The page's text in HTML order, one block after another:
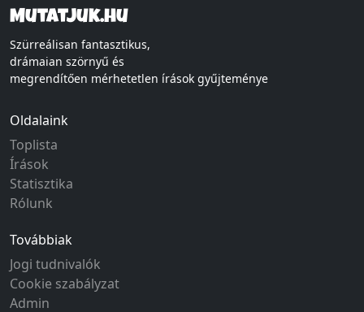
Mutatjuk.hu
Szürreálisan fantasztikus,
drámaian szörnyű és
megrendítően mérhetetlen írások gyűjteménye
Oldalaink
Toplista
Írások
Statisztika
Rólunk
Továbbiak
Jogi tudnivalók
Cookie szabályzat
Admin